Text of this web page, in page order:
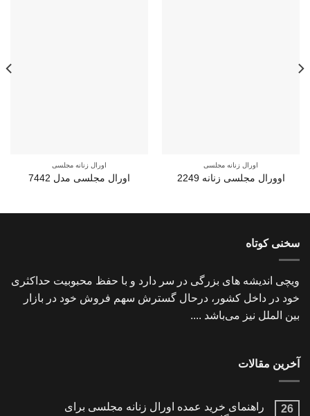
اورال زنانه مجلسی
اوورال مجلسی زنانه 2249
اورال زنانه مجلسی
اورال مجلسی مدل 7442
سخنی کوتاه
ویچی اندیشه های بزرگی در سر دارد و با حفظ محبوبیت حداکثری
خود در داخل کشور، درحال گسترش سهم فروش خود در بازار
بین الملل نیز می‌باشد ....
آخرین مقالات
26
راهنمای خرید عمده اورال زنانه مجلسی برای